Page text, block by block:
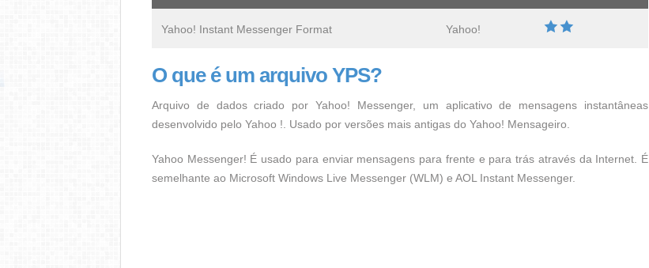
Yahoo! Instant Messenger Format Yahoo!
O que é um arquivo YPS?
Arquivo de dados criado por Yahoo! Messenger, um aplicativo de mensagens instantâneas
desenvolvido pelo Yahoo !. Usado por versões mais antigas do Yahoo! Mensageiro.
Yahoo Messenger! É usado para enviar mensagens para frente e para trás através da Internet. É
semelhante ao Microsoft Windows Live Messenger (WLM) e AOL Instant Messenger.